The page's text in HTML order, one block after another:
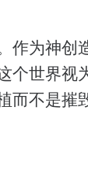
作为神创
个世界视
而不是摧